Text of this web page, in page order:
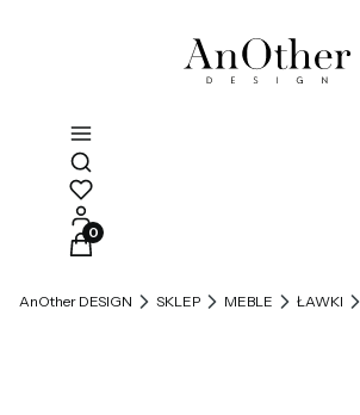
Otwórz wyszukiwarkę
Produkty w koszyku: 0. Zobacz
AnOther DESIGN SKLEP MEBLE ŁAWKI